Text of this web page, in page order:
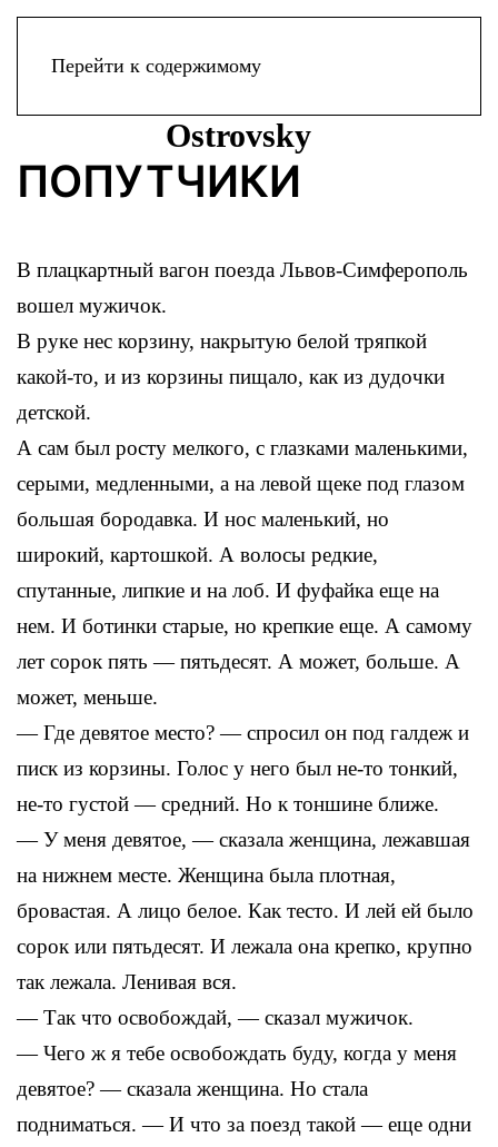
Перейти к содержимому
Меню
ПОПУТЧИКИ
В плацкартный вагон поезда Львов-Симферополь
вошел мужичок.
В руке нес корзину, накрытую белой тряпкой
какой-то, и из корзины пищало, как из дудочки
детской.
А сам был росту мелкого, с глазками маленькими,
серыми, медленными, а на левой щеке под глазом
большая бородавка. И нос маленький, но
широкий, картошкой. А волосы редкие,
спутанные, липкие и на лоб. И фуфайка еще на
нем. И ботинки старые, но крепкие еще. А самому
лет сорок пять — пятьдесят. А может, больше. А
может, меньше.
— Где девятое место? — спросил он под галдеж и
писк из корзины. Голос у него был не-то тонкий,
не-то густой — средний. Но к тоншине ближе.
— У меня девятое, — сказала женщина, лежавшая
на нижнем месте. Женщина была плотная,
бровастая. А лицо белое. Как тесто. И лей ей было
сорок или пятьдесят. И лежала она крепко, крупно
так лежала. Ленивая вся.
— Так что освобождай, — сказал мужичок.
— Чего ж я тебе освобождать буду, когда у меня
девятое? — сказала женщина. Но стала
подниматься. — И что за поезд такой — еще одни